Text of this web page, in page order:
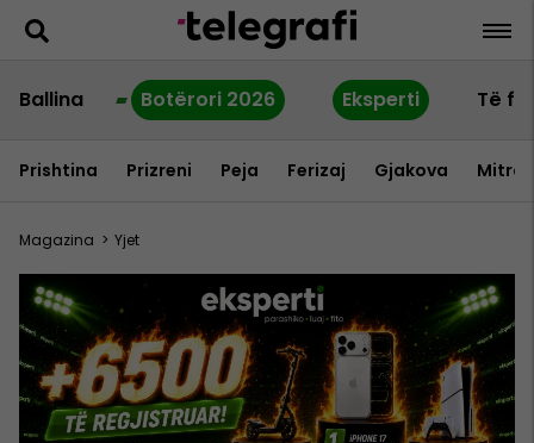
Ballina Botërori 2026 Eksperti Të
Prishtina Prizreni Peja Ferizaj Gjakova
Magazina > Yjet